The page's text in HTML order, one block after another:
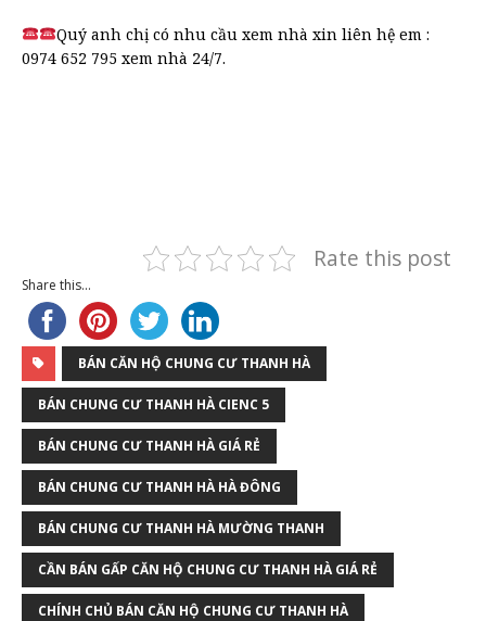
Quý anh chị có nhu cầu xem nhà xin liên hệ em :
0974 652 795 xem nhà 24/7.
Rate this post
Share this...
BÁN CĂN HỘ CHUNG CƯ THANH HÀ
BÁN CHUNG CƯ THANH HÀ CIENC 5
BÁN CHUNG CƯ THANH HÀ GIÁ RẺ
BÁN CHUNG CƯ THANH HÀ HÀ ĐÔNG
BÁN CHUNG CƯ THANH HÀ MƯỜNG THANH
CẦN BÁN GẤP CĂN HỘ CHUNG CƯ THANH HÀ GIÁ RẺ
CHÍNH CHỦ BÁN CĂN HỘ CHUNG CƯ THANH HÀ